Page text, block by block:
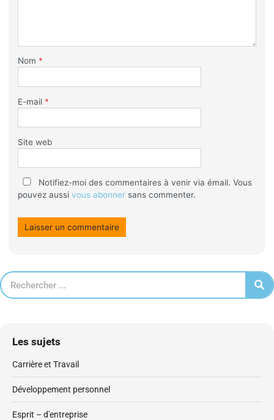
Nom *
E-mail *
Site web
Notifiez-moi des commentaires à venir via émail. Vous
pouvez aussi vous abonnersans commenter.
Les sujets
Carrière et Travail
Développement personnel
Esprit – d'entreprise